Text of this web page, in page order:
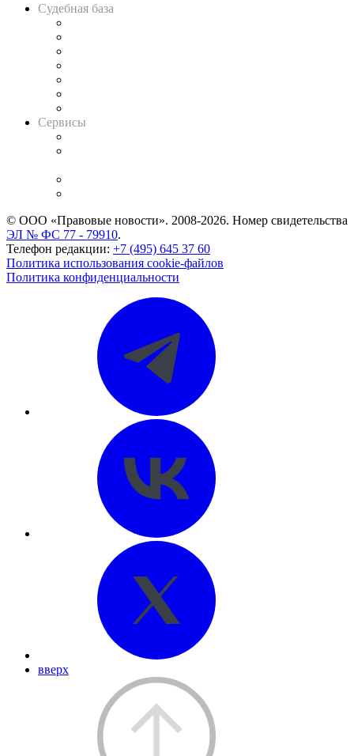
Судебная база
Сервисы
© ООО «Правовые новости». 2008-2026. Номер свидетельства
ЭЛ № ФС 77 - 79910.
Телефон редакции: +7 (495) 645 37 60
Политика использования cookie-файлов
Политика конфиденциальности
вверх